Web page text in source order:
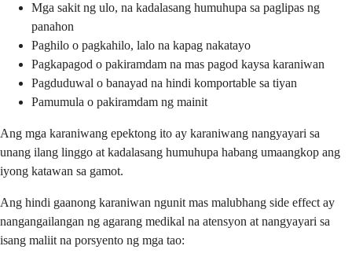
Mga sakit ng ulo, na kadalasang humuhupa sa paglipas ng
panahon
Paghilo o pagkahilo, lalo na kapag nakatayo
Pagkapagod o pakiramdam na mas pagod kaysa karaniwan
Pagduduwal o banayad na hindi komportable sa tiyan
Pamumula o pakiramdam ng mainit
Ang mga karaniwang epektong ito ay karaniwang nangyayari sa
unang ilang linggo at kadalasang humuhupa habang umaangkop ang
iyong katawan sa gamot.
Ang hindi gaanong karaniwan ngunit mas malubhang side effect ay
nangangailangan ng agarang medikal na atensyon at nangyayari sa
isang maliit na porsyento ng mga tao: